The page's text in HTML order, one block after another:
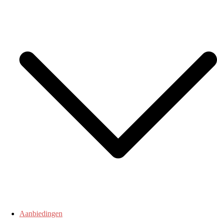
Aanbiedingen